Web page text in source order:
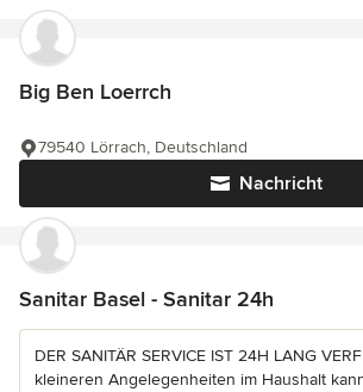
Big Ben Loerrch
Nachricht
79540 Lörrach, Deutschland
Sanitar Basel - Sanitar 24h
DER SANITÄR SERVICE IST 24H LANG
kleineren Angelegenheiten im Haushalt